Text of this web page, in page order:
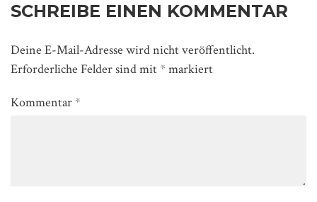
SCHREIBE EINEN KOMMENTAR
Deine E-Mail-Adresse wird nicht veröffentlicht.
Erforderliche Felder sind mit * markiert
Kommentar *